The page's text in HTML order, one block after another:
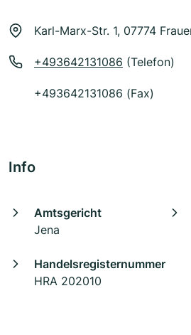
Karl-Marx-Str. 1, 07774
+493642131086 (Telefon)
+493642131086 (Fax)
Info
Amtsgericht
Jena
Handelsregisternummer
HRA 202010